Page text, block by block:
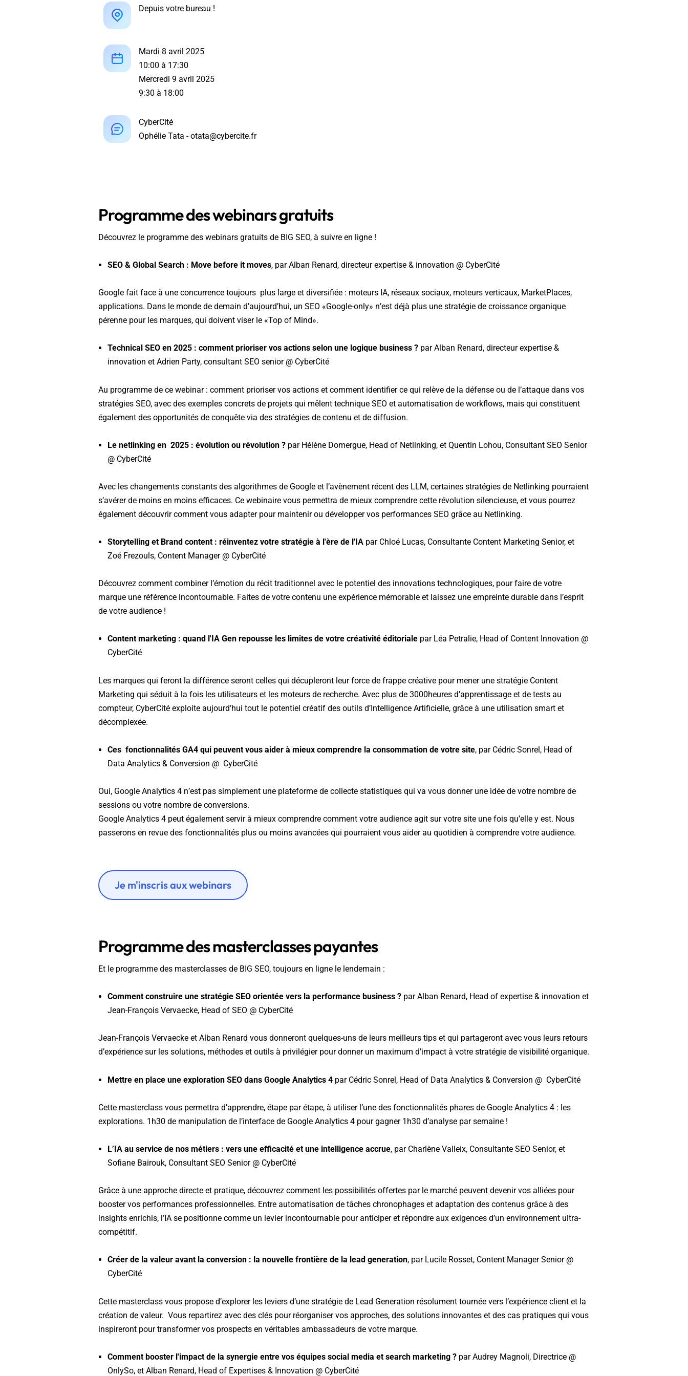
Depuis votre bureau !
Mardi 8 avril 2025
10:00 à 17:30
Mercredi 9 avril 2025
9:30 à 18:00
CyberCité
Ophélie Tata - otata@cybercite.fr
Programme des webinars gratuits
Découvrez le programme des webinars gratuits de BIG SEO, à suivre en ligne !
SEO & Global Search : Move before it moves, par Alban Renard, directeur expertise & innovation @ CyberCité
Google fait face à une concurrence toujours plus large et diversifiée : moteurs IA, réseaux sociaux, moteurs verticaux, MarketPlaces,
applications. Dans le monde de demain d’aujourd’hui, un SEO «Google-only» n’est déjà plus une stratégie de croissance organique
pérenne pour les marques, qui doivent viser le «Top of Mind».
Technical SEO en 2025 : comment prioriser vos actions selon une logique business ? par Alban Renard, directeur expertise &
innovation et Adrien Party, consultant SEO senior @ CyberCité
Au programme de ce webinar : comment prioriser vos actions et comment identifier ce qui relève de la défense ou de l’attaque dans vos
stratégies SEO, avec des exemples concrets de projets qui mêlent technique SEO et automatisation de workflows, mais qui constituent
également des opportunités de conquête via des stratégies de contenu et de diffusion.
Le netlinking en 2025 : évolution ou révolution ? par Hélène Domergue, Head of Netlinking, et Quentin Lohou, Consultant SEO Senior
@ CyberCité
Avec les changements constants des algorithmes de Google et l’avènement récent des LLM, certaines stratégies de Netlinking pourraient
s’avérer de moins en moins efficaces. Ce webinaire vous permettra de mieux comprendre cette révolution silencieuse, et vous pourrez
également découvrir comment vous adapter pour maintenir ou développer vos performances SEO grâce au Netlinking.
Storytelling et Brand content : réinventez votre stratégie à l'ère de l'IA par Chloé Lucas, Consultante Content Marketing Senior, et
Zoé Frezouls, Content Manager @ CyberCité
Découvrez comment combiner l’émotion du récit traditionnel avec le potentiel des innovations technologiques, pour faire de votre
marque une référence incontournable. Faites de votre contenu une expérience mémorable et laissez une empreinte durable dans l’esprit
de votre audience !
Content marketing : quand l'IA Gen repousse les limites de votre créativité éditoriale par Léa Petralie, Head of Content Innovation @
CyberCité
Les marques qui feront la différence seront celles qui décupleront leur force de frappe créative pour mener une stratégie Content
Marketing qui séduit à la fois les utilisateurs et les moteurs de recherche. Avec plus de 3000heures d’apprentissage et de tests au
compteur, CyberCité exploite aujourd’hui tout le potentiel créatif des outils d’Intelligence Artificielle, grâce à une utilisation smart et
décomplexée.
Ces fonctionnalités GA4 qui peuvent vous aider à mieux comprendre la consommation de votre site, par Cédric Sonrel, Head of
Data Analytics & Conversion @ CyberCité
Oui, Google Analytics 4 n’est pas simplement une plateforme de collecte statistiques qui va vous donner une idée de votre nombre de
sessions ou votre nombre de conversions.
Google Analytics 4 peut également servir à mieux comprendre comment votre audience agit sur votre site une fois qu’elle y est. Nous
passerons en revue des fonctionnalités plus ou moins avancées qui pourraient vous aider au quotidien à comprendre votre audience.
Je m'inscris aux webinars
Programme des masterclasses payantes
Et le programme des masterclasses de BIG SEO, toujours en ligne le lendemain :
Comment construire une stratégie SEO orientée vers la performance business ? par Alban Renard, Head of expertise & innovation et
Jean-François Vervaecke, Head of SEO @ CyberCité
Jean-François Vervaecke et Alban Renard vous donneront quelques-uns de leurs meilleurs tips et qui partageront avec vous leurs retours
d’expérience sur les solutions, méthodes et outils à privilégier pour donner un maximum d’impact à votre stratégie de visibilité organique.
Mettre en place une exploration SEO dans Google Analytics 4 par Cédric Sonrel, Head of Data Analytics & Conversion @ CyberCité
Cette masterclass vous permettra d’apprendre, étape par étape, à utiliser l’une des fonctionnalités phares de Google Analytics 4 : les
explorations. 1h30 de manipulation de l’interface de Google Analytics 4 pour gagner 1h30 d’analyse par semaine !
L’IA au service de nos métiers : vers une efficacité et une intelligence accrue, par Charlène Valleix, Consultante SEO Senior, et
Sofiane Bairouk, Consultant SEO Senior @ CyberCité
Grâce à une approche directe et pratique, découvrez comment les possibilités offertes par le marché peuvent devenir vos alliées pour
booster vos performances professionnelles. Entre automatisation de tâches chronophages et adaptation des contenus grâce à des
insights enrichis, l’IA se positionne comme un levier incontournable pour anticiper et répondre aux exigences d’un environnement ultra-
compétitif.
Créer de la valeur avant la conversion : la nouvelle frontière de la lead generation, par Lucile Rosset, Content Manager Senior @
CyberCité
Cette masterclass vous propose d’explorer les leviers d’une stratégie de Lead Generation résolument tournée vers l’expérience client et la
création de valeur. Vous repartirez avec des clés pour réorganiser vos approches, des solutions innovantes et des cas pratiques qui vous
inspireront pour transformer vos prospects en véritables ambassadeurs de votre marque.
Comment booster l'impact de la synergie entre vos équipes social media et search marketing ? par Audrey Magnoli, Directrice @
OnlySo, et Alban Renard, Head of Expertises & Innovation @ CyberCité